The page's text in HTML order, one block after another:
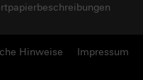
Hinweise Impressum